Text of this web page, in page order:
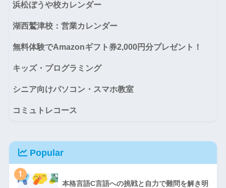
浜松ぼうや校カレンダー
湖西鷲津校：営業カレンダー
無料体験でAmazonギフト券2,000円分プレゼント！
キッズ・プログラミング
シニア向けパソコン・スマホ教室
コミュトレコース
Popular
1
本格言語C言語への挑戦と自力で難問を解き明